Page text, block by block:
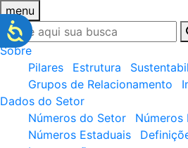
menu
Sobre
Pilares
Estrutura
Grupos de Relacionamento
Dados do Setor
Números do Setor
Números
Números Estaduais